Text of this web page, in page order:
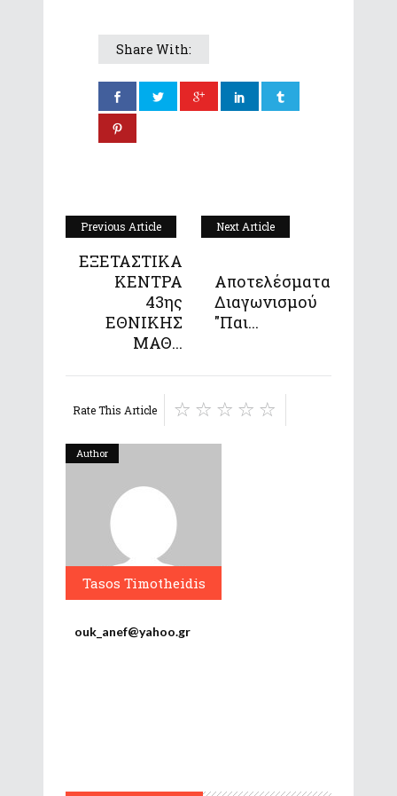
Share With:
Previous Article
ΕΞΕΤΑΣΤΙΚΑ
ΚΕΝΤΡΑ
43ης
ΕΘΝΙΚΗΣ
ΜΑΘ...
Next Article
Αποτελέσματα
Διαγωνισμού
"Παι...
Rate This Article
Author
Tasos Timotheidis
ouk_anef@yahoo.gr